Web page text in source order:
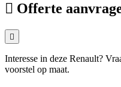
Offerte
Interesse in deze Renault?
voorstel op maat.